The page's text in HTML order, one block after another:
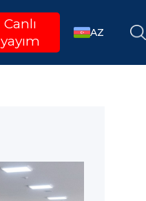
Canlı
yayım
AZ